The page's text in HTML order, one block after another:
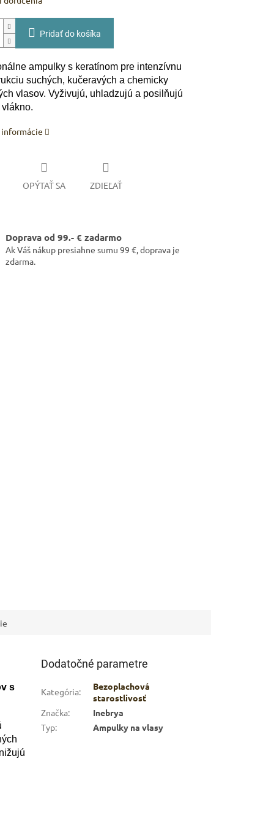
Pridať do košíka
ampulky s keratínom pre intenzívnu
suchých, kučeravých a chemicky
vlasov. Vyživujú, uhladzujú a posilňujú
OPÝTAŤ SA ZDIEĽAŤ
Doprava od 99.- € zadarmo
Ak Váš nákup presiahne sumu 99 €, doprava je
zdarma.
s
Dodatočné parametre
Kategória:
Bezoplachová
starostlivosť
Značka:
Inebrya
Typ: Ampulky na vlasy